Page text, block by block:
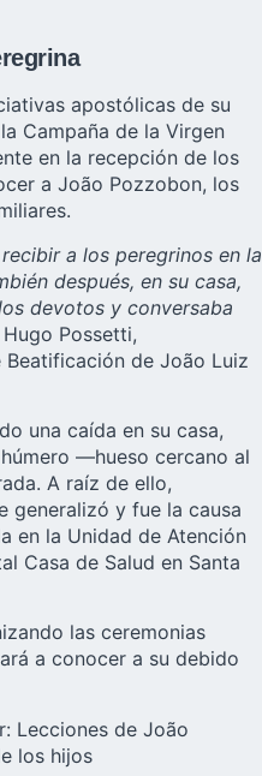
apostólicas de su
Campaña de la Virgen
en la recepción de los
a João Pozzobon, los
a los peregrinos en la
después, en su casa,
devotos y conversaba
Possetti,
de João Luiz
una caída en su casa,
—hueso cercano al
A raíz de ello,
generalizó y fue la causa
en la Unidad de Atención
Casa de Salud en Santa
las ceremonias
a conocer a su debido
Lecciones de João
los hijos